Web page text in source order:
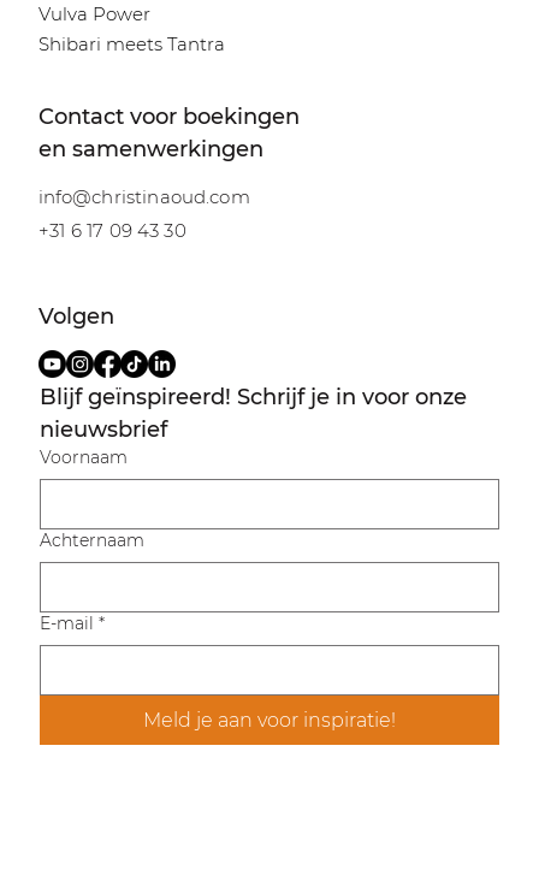
Contact voor boekingen
en samenwerkingen
info@christinaoud.com
+31 6 17 09 43 30
Volgen
Vulva Power
Shibari meets Tantra
Blijf geïnspireerd! Schrijf je in voor onze
nieuwsbrief
Voornaam
Achternaam
E-mail *
Meld je aan voor inspiratie!